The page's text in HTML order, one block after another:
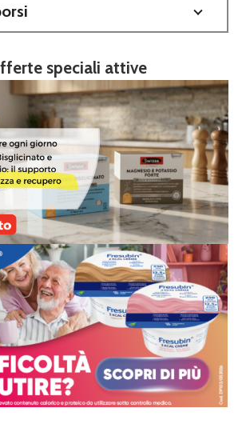
speciali attive